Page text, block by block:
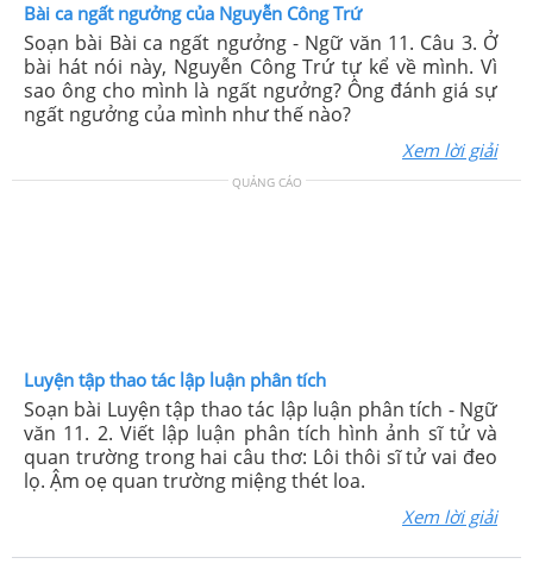
Bài ca ngất ngưởng của Nguyễn Công Trứ
Soạn bài Bài ca ngất ngưởng - Ngữ văn 11. Câu 3. Ở
bài hát nói này, Nguyễn Công Trứ tự kể về mình. Vì
sao ông cho mình là ngất ngưởng? Ông đánh giá sự
ngất ngưởng của mình như thế nào?
Xem lời giải
QUẢNG CÁO
Luyện tập thao tác lập luận phân tích
Soạn bài Luyện tập thao tác lập luận phân tích - Ngữ
văn 11. 2. Viết lập luận phân tích hình ảnh sĩ tử và
quan trường trong hai câu thơ: Lôi thôi sĩ tử vai đeo
lọ. Ậm oẹ quan trường miệng thét loa.
Xem lời giải